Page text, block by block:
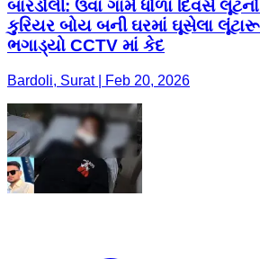
બારડોલી: ઉવા ગામે ધોળા દિવસે
કુરિયર બોય બની ઘરમાં ઘૂસેલા
ભગાડ્યો CCTV માં કેદ
Bardoli, Surat | Feb 20, 2026